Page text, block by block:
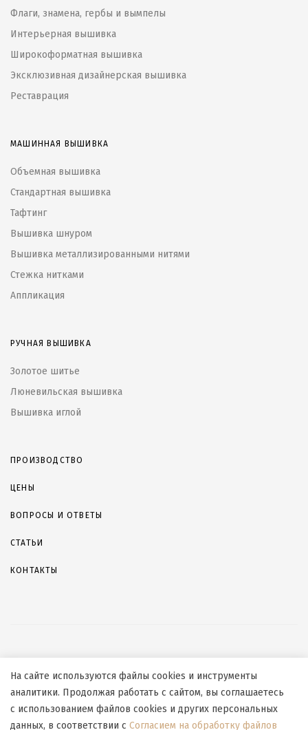
Флаги, знамена, гербы и вымпелы
Интерьерная вышивка
Широкоформатная вышивка
Эксклюзивная дизайнерская вышивка
Реставрация
МАШИННАЯ ВЫШИВКА
Объемная вышивка
Стандартная вышивка
Тафтинг
Вышивка шнуром
Вышивка металлизированными нитями
Стежка нитками
Аппликация
РУЧНАЯ ВЫШИВКА
Золотое шитье
Люневильская вышивка
Вышивка иглой
ПРОИЗВОДСТВО
ЦЕНЫ
ВОПРОСЫ И ОТВЕТЫ
СТАТЬИ
КОНТАКТЫ
Согласие на обработку персональных данных
Согласие на обработку файлов cookies
Политика конфиденциальности
На сайте используются файлы cookies и инструменты
аналитики. Продолжая работать с сайтом, вы соглашаетесь
с использованием файлов cookies и других персональных
данных, в соответствии с Согласием на обработку файлов